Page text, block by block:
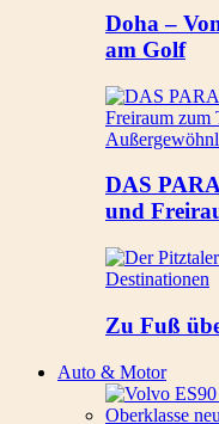
Doha –
am Golf
DAS
und
Destinationen
Zu Fuß
Auto & Motor